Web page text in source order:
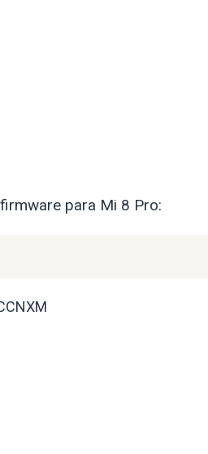
para Mi 8 Pro: